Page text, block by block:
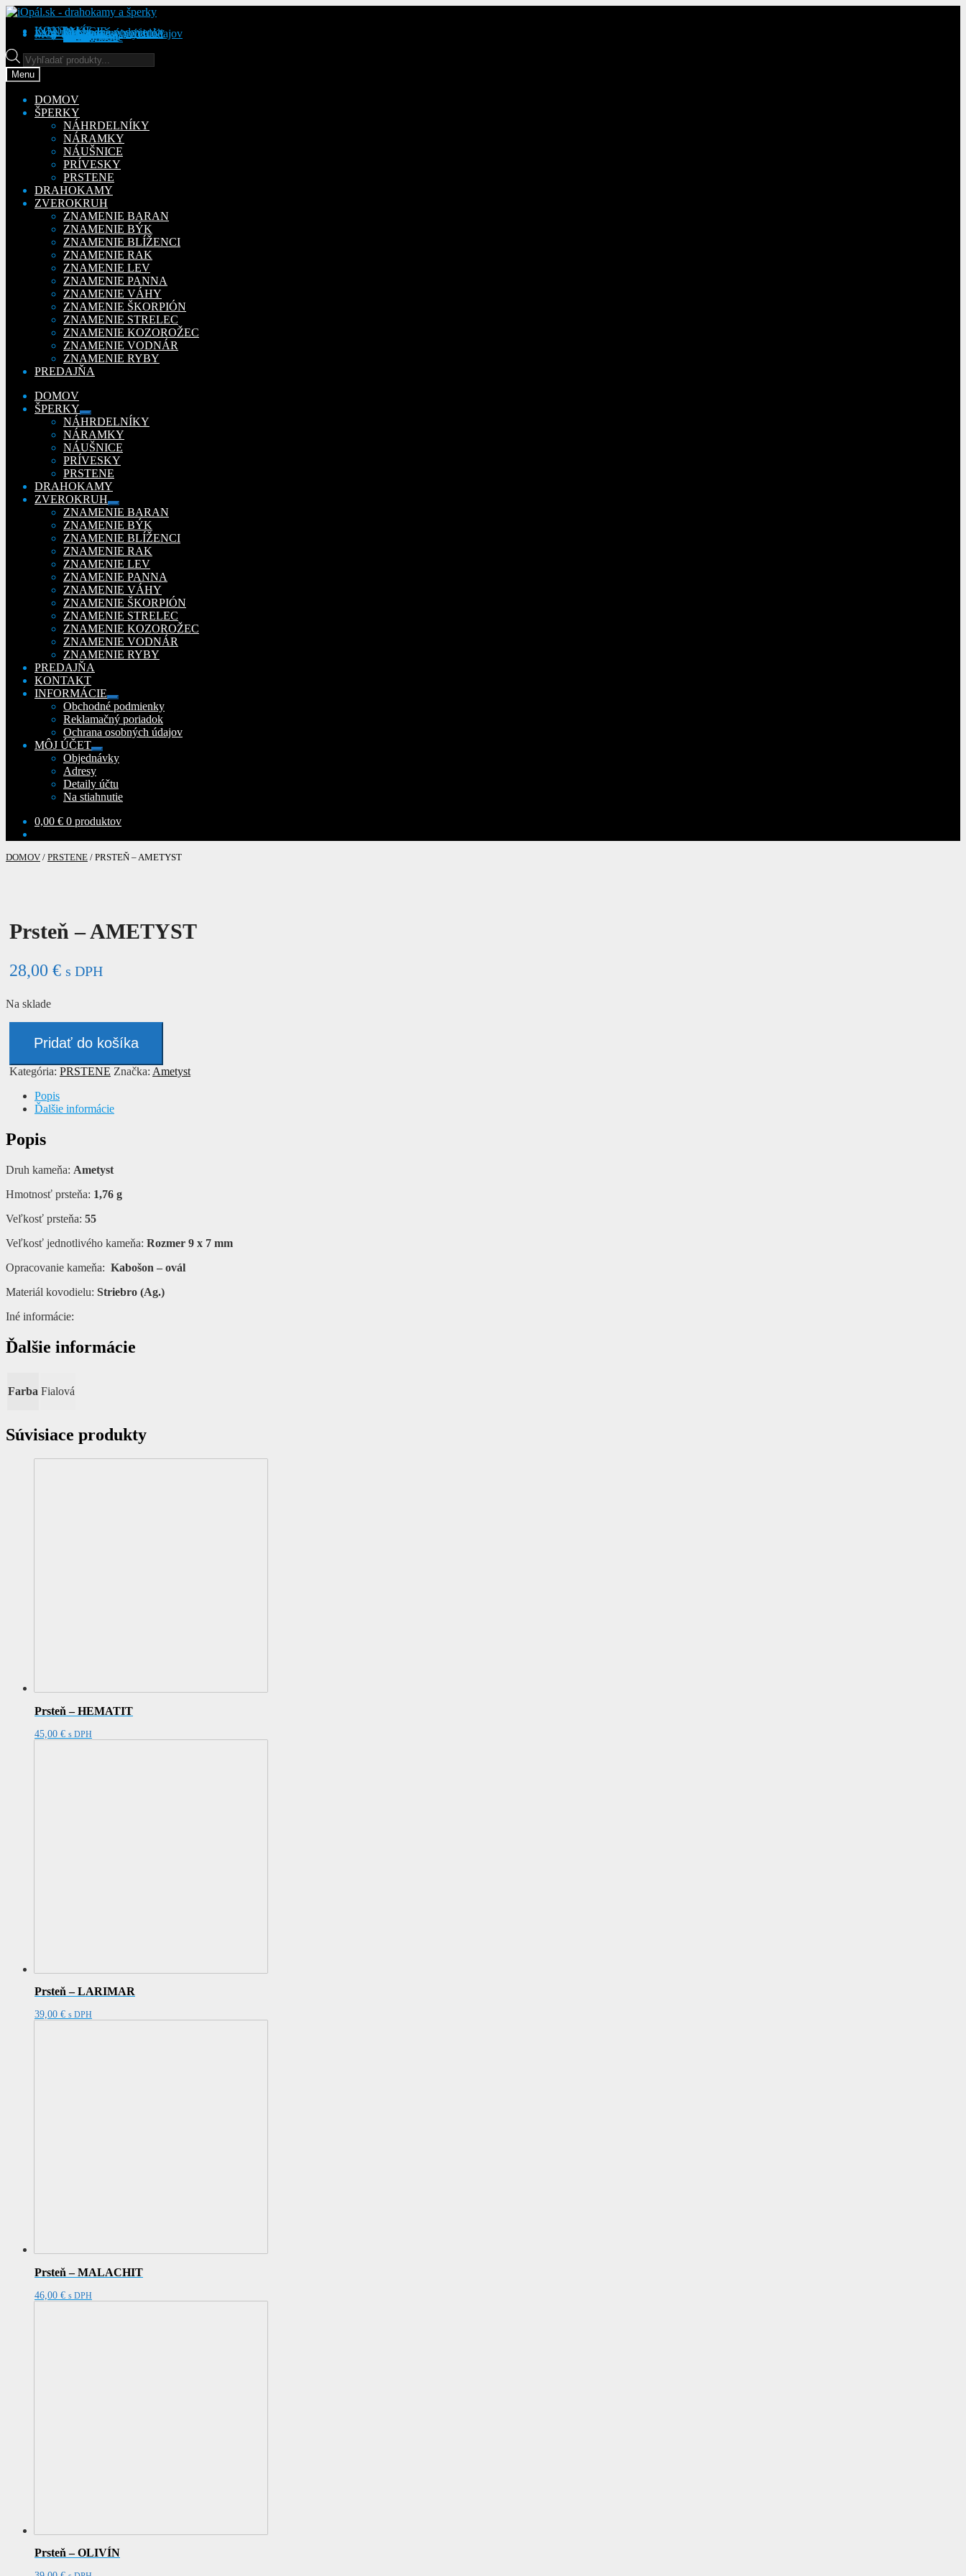
Preskočiť
navigáciu
Preskočiť
obsah
KONTAKT
INFORMÁCIE
Obchodné podmienky
Reklamačný poriadok
Ochrana osobných údajov
MÔJ ÚČETObjednávky
Adresy
Detaily účtu
Na stiahnutie
Products
search
Menu
DOMOV
ŠPERKY
NÁHRDELNÍKY
NÁRAMKY
NÁUŠNICE
PRÍVESKY
PRSTENE
DRAHOKAMY
ZVEROKRUH
ZNAMENIE BARAN
ZNAMENIE BÝK
ZNAMENIE BLÍŽENCI
ZNAMENIE RAK
ZNAMENIE LEV
ZNAMENIE PANNA
ZNAMENIE VÁHY
ZNAMENIE ŠKORPIÓN
ZNAMENIE STRELEC
ZNAMENIE KOZOROŽEC
ZNAMENIE VODNÁR
ZNAMENIE RYBY
PREDAJŇA
DOMOV
ŠPERKY
Rozbaliť
podradené
menu
NÁHRDELNÍKY
NÁRAMKY
NÁUŠNICE
PRÍVESKY
PRSTENE
DRAHOKAMY
ZVEROKRUH
Rozbaliť
podradené
menu
ZNAMENIE BARAN
ZNAMENIE BÝK
ZNAMENIE BLÍŽENCI
ZNAMENIE RAK
ZNAMENIE LEV
ZNAMENIE PANNA
ZNAMENIE VÁHY
ZNAMENIE ŠKORPIÓN
ZNAMENIE STRELEC
ZNAMENIE KOZOROŽEC
ZNAMENIE VODNÁR
ZNAMENIE RYBY
PREDAJŇA
KONTAKT
INFORMÁCIE
Rozbaliť
podradené
menu
Obchodné podmienky
Reklamačný poriadok
Ochrana osobných údajov
MÔJ ÚČET
Rozbaliť
podradené
Objednávky
Adresy
Detaily účtu
Na stiahnutie
0,00 € 0 produktov
DOMOV / PRSTENE / PRSTEŇ – AMETYST
Prsteň – AMETYST
28,00 € s DPH
Na sklade
Prsteň
AMETYST
Pridať do košíka
Kategória: PRSTENE Značka: Ametyst
Popis
Ďalšie informácie
Popis
Druh kameňa: Ametyst
Hmotnosť prsteňa: 1,76 g
Veľkosť prsteňa: 55
Veľkosť jednotlivého kameňa: Rozmer 9 x 7 mm
Opracovanie kameňa: Kabošon – ovál
Materiál kovodielu: Striebro (Ag.)
Iné informácie:
Ďalšie informácie
Farba Fialová
Súvisiace produkty
Prsteň – HEMATIT
45,00 € s DPH
Prsteň – LARIMAR
39,00 € s DPH
Prsteň – MALACHIT
46,00 € s DPH
Prsteň – OLIVÍN